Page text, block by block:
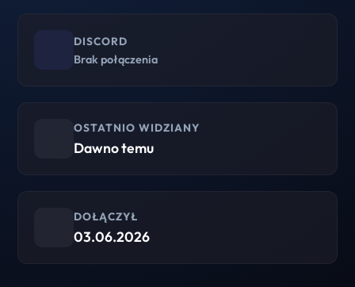
DISCORD
Brak połączenia
OSTATNIO WIDZIANY
Dawno temu
DOŁĄCZYŁ
03.06.2026